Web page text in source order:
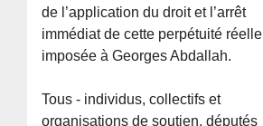
de l’application du droit et l’arrêt
immédiat de cette perpétuité réelle
imposée à Georges Abdallah.
Tous - individus, collectifs et
organisations de soutien, députés